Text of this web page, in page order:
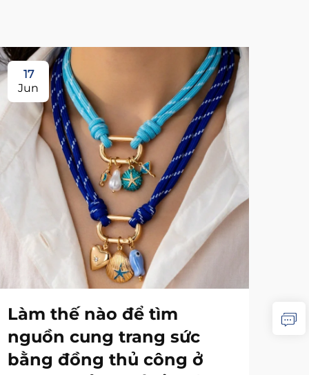
17
Jun
Làm thế nào để tìm
nguồn cung trang sức
bằng đồng thủ công ở